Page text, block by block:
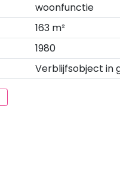
woonfunctie
163 m²
1980
Verblijfsobject in